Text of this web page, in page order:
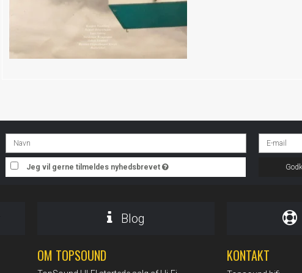
Jeg vil gerne tilmeldes nyhedsbrevet
Blog
OM TOPSOUND KONTAKT